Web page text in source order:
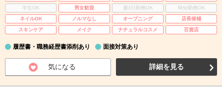
学生OK
男女歓迎 週3日勤務OK
時短勤務OK
ネイルOK
ノルマなし オープニング
店長候補
スキンケア
メイク ナチュラルコスメ 百貨店
履歴書・職務経歴書添削あり 面接対策あり
気になる 詳細を見る